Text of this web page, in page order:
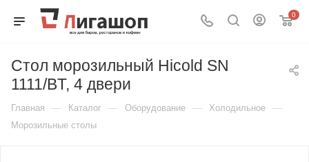
0
Стол морозильный Hicold SN
1111/BT, 4 двери
Главная — Каталог — Оборудование — Холодильное —
Морозильные столы